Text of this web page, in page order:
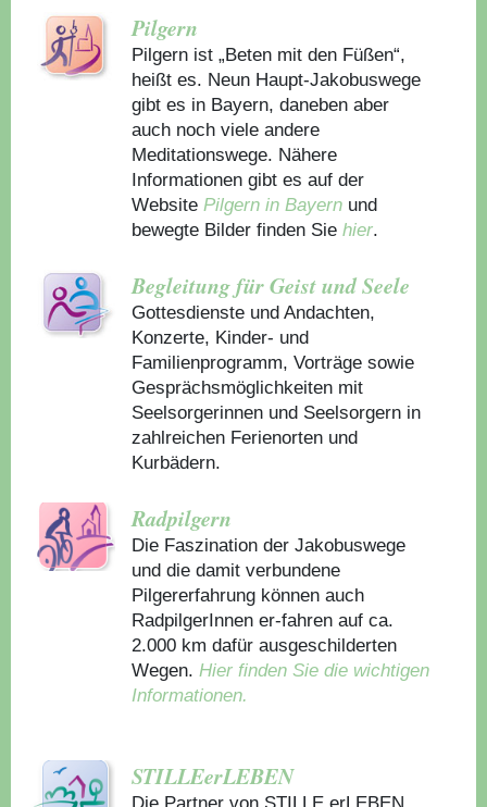
Pilgern
Pilgern ist „Beten mit den Füßen“,
heißt es. Neun Haupt-Jakobuswege
gibt es in Bayern, daneben aber
auch noch viele andere
Meditationswege. Nähere
Informationen gibt es auf der
WebsitePilgern in Bayern und
bewegte Bilder finden Sie hier.
Begleitung für Geist und Seele
Gottesdienste und Andachten,
Konzerte, Kinder- und
Familienprogramm, Vorträge sowie
Gesprächsmöglichkeiten mit
Seelsorgerinnen und Seelsorgern in
zahlreichen Ferienorten und
Kurbädern.
Radpilgern
Die Faszination der Jakobuswege
und die damit verbundene
Pilgererfahrung können auch
RadpilgerInnen er-fahren auf ca.
2.000 km dafür ausgeschilderten
Wegen.Hier finden Sie die wichtigen
Informationen.
STILLEerLEBEN